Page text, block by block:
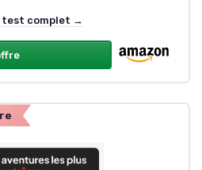
test complet →